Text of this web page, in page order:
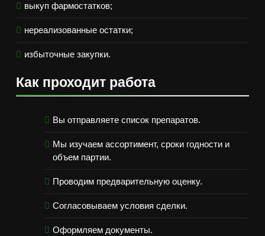
выкуп фармостатков;
нереализованные остатки;
избыточные закупки.
Как проходит работа
Вы отправляете список препаратов.
Мы изучаем ассортимент, сроки годности и
объем партии.
Проводим предварительную оценку.
Согласовываем условия сделки.
Оформляем документы.